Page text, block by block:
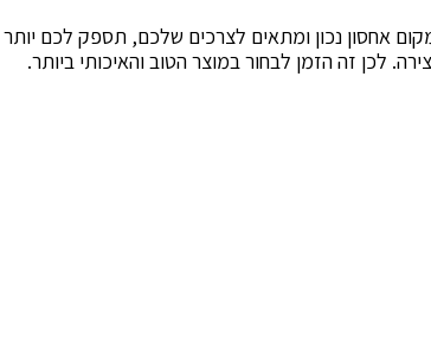
אחסון נכון ומתאים לצרכים שלכם, תספק לכם יותר
לכן זה הזמן לבחור במוצר הטוב והאיכותי ביותר.